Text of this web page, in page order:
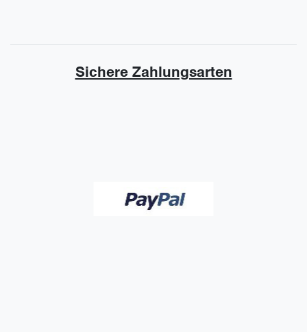
Sichere Zahlungsarten